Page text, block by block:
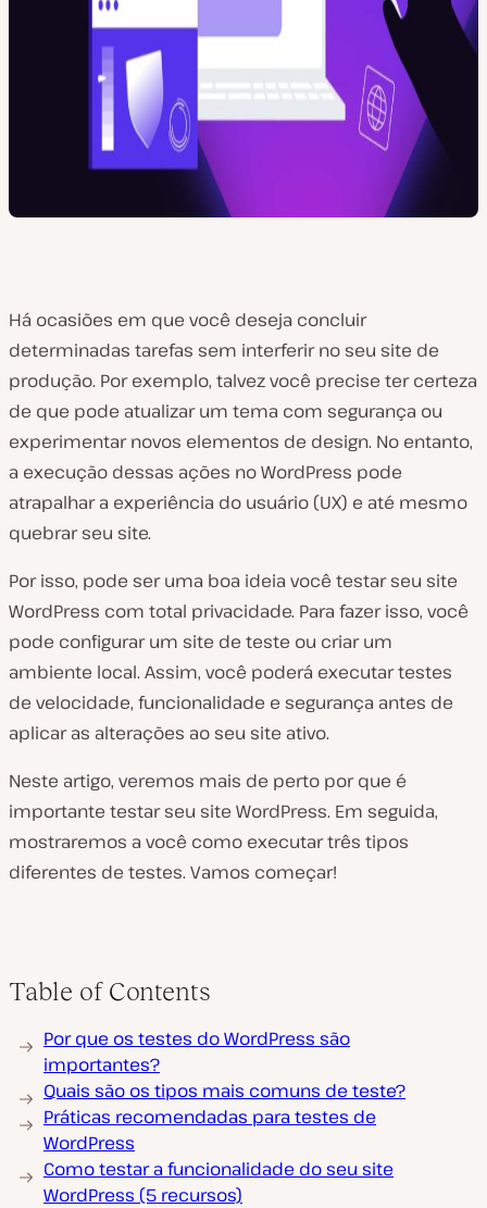
Há ocasiões em que você deseja concluir
determinadas tarefas sem interferir no seu site de
produção. Por exemplo, talvez você precise ter certeza
de que pode atualizar um tema com segurança ou
experimentar novos elementos de design. No entanto,
a execução dessas ações no WordPress pode
atrapalhar a experiência do usuário (UX) e até mesmo
quebrar seu site.
Por isso, pode ser uma boa ideia você testar seu site
WordPress com total privacidade. Para fazer isso, você
pode configurar um site de teste ou criar um
ambiente local. Assim, você poderá executar testes
de velocidade, funcionalidade e segurança antes de
aplicar as alterações ao seu site ativo.
Neste artigo, veremos mais de perto por que é
importante testar seu site WordPress. Em seguida,
mostraremos a você como executar três tipos
diferentes de testes. Vamos começar!
Table of Contents
Por que os testes do WordPress são
importantes?
Quais são os tipos mais comuns de teste?
Práticas recomendadas para testes de
WordPress
Como testar a funcionalidade do seu site
WordPress (5 recursos)